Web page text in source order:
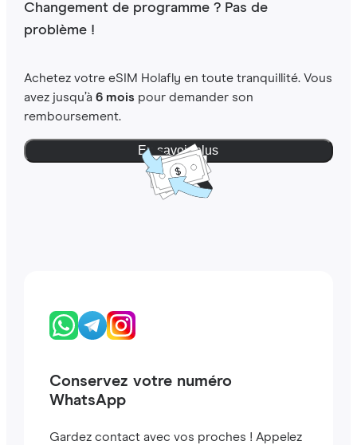
Changement de programme ? Pas de
problème !
Achetez votre eSIM Holafly en toute tranquillité. Vous
avez jusqu’à 6 moispour demander son
remboursement.
En savoir plus
Conservez votre numéro
WhatsApp
Gardez contact avec vos proches ! Appelez